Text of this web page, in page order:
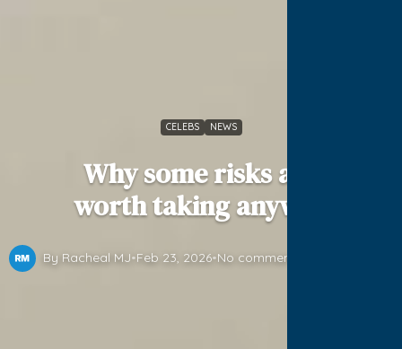
CELEBS NEWS
Why some risks are
worth taking anyway
By Racheal MJ•Feb 23, 2026•No comments yet